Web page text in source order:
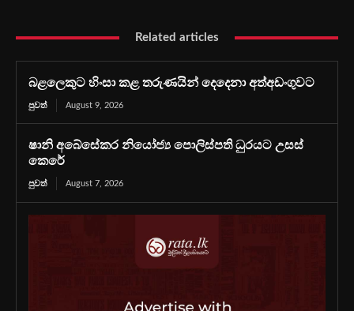
Related articles
බළලෙකුට හිංසා කළ තරුණයින් දෙදෙනා අත්අඩංගුවට
පුවත් August 9, 2026
ෂානි අබේසේකර නියෝජ්‍ය පොලිස්පති ධුරයට උසස්
කෙරේ
පුවත් August 7, 2026